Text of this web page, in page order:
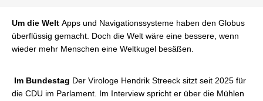
Um die Welt Apps und Navigationssysteme haben den Globus
überflüssig gemacht. Doch die Welt wäre eine bessere, wenn
wieder mehr Menschen eine Weltkugel besäßen.
Im Bundestag Der Virologe Hendrik Streeck sitzt seit 2025 für
die CDU im Parlament. Im Interview spricht er über die Mühlen